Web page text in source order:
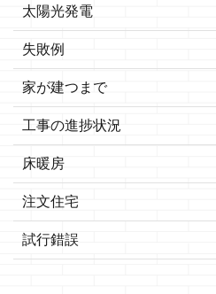
太陽光発電
失敗例
家が建つまで
工事の進捗状況
床暖房
注文住宅
試行錯誤